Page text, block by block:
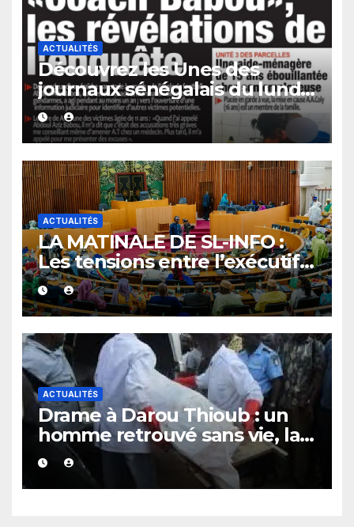
ACTUALITÉS
Découvrez les Unes des
journaux sénégalais du lundi
10 août 2026
ACTUALITÉS
LA MATINALE DE SL-INFO :
Les tensions entre l’exécutif
et le législatif au menu des
quotidiens
ACTUALITÉS
Drame à Darou Thioub : un
homme retrouvé sans vie, la
présence de traces de sang
alimente les premières
investigations.